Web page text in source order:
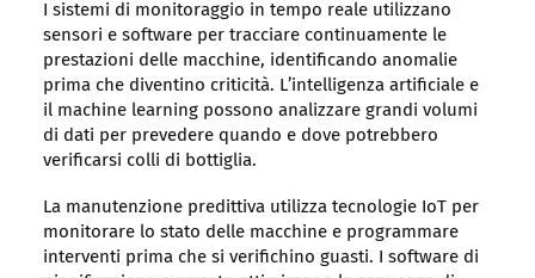
I sistemi di monitoraggio in tempo reale utilizzano
sensori e software per tracciare continuamente le
prestazioni delle macchine, identificando anomalie
prima che diventino criticità. L’intelligenza artificiale e
il machine learning possono analizzare grandi volumi
di dati per prevedere quando e dove potrebbero
verificarsi colli di bottiglia.
La manutenzione predittiva utilizza tecnologie IoT per
monitorare lo stato delle macchine e programmare
interventi prima che si verifichino guasti. I software di